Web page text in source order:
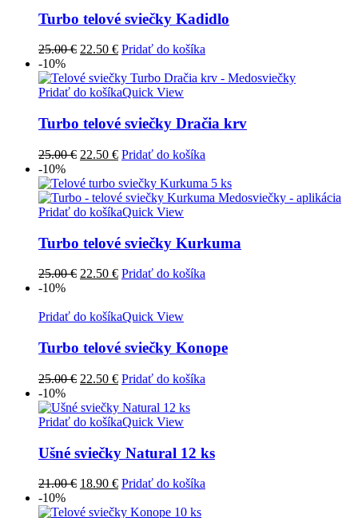
Turbo telové sviečky Kadidlo
25.00€ Pôvodná
bola:
25.00 €.
22.50 €Aktuálna
je:
22.50 €.
Pridať do košíka
-10%
Pridať do košíkaQuick View
Turbo telové sviečky Dračia krv
25.00€ Pôvodná
bola:
25.00 €.
22.50 €Aktuálna
je:
22.50 €.
Pridať do košíka
-10%
Pridať do košíkaQuick View
Turbo telové sviečky Kurkuma
25.00€ Pôvodná
25.00 €.
22.50 €Aktuálna
22.50 €.
Pridať do košíka
-10%
Pridať do košíkaQuick View
Turbo telové sviečky Konope
25.00€ Pôvodná
bola:
25.00 €.
22.50 €Aktuálna
je:
22.50 €.
Pridať do košíka
-10%
Pridať do košíkaQuick View
Ušné sviečky Natural 12 ks
21.00€ Pôvodná
bola:
18.90 €Aktuálna
je:
Pridať do košíka
-10%